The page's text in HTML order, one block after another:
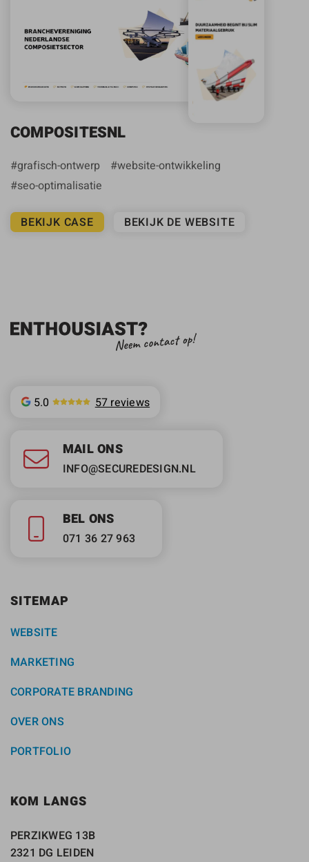
COMPOSITESNL
grafisch-ontwerp
website-ontwikkeling
seo-optimalisatie
BEKIJK CASE BEKIJK DE WEBSITE
5.0 57 reviews
MAIL ONS
INFO@SECUREDESIGN.NL
BEL ONS
071 36 27 963
SITEMAP
WEBSITE
MARKETING
CORPORATE BRANDING
OVER ONS
PORTFOLIO
KOM LANGS
PERZIKWEG 13B
2321 DG LEIDEN